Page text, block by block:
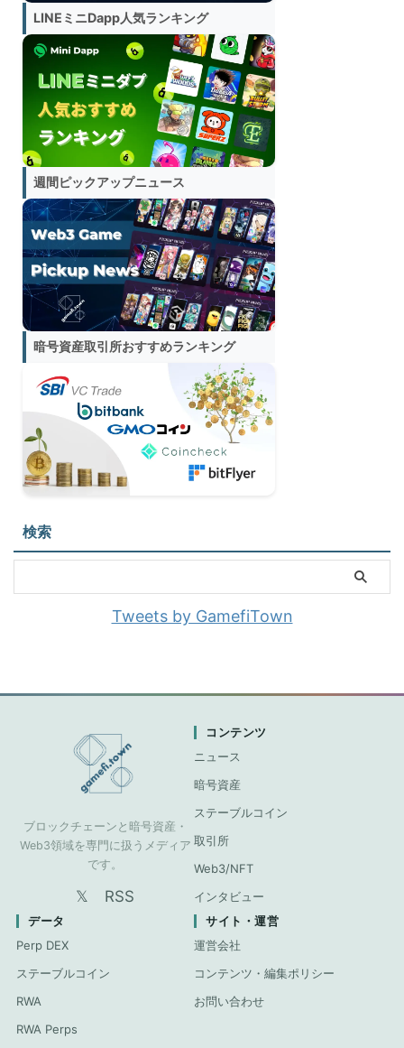
LINEミニDapp人気ランキング
週間ピックアップニュース
暗号資産取引所おすすめランキング
検索
Tweets by GamefiTown
ブロックチェーンと暗号資産・
Web3領域を専門に扱うメディア
です。
𝕏 RSS
コンテンツ
ニュース
暗号資産
ステーブルコイン
取引所
Web3/NFT
インタビュー
データ
Perp DEX
ステーブルコイン
RWA
RWA Perps
サイト・運営
運営会社
コンテンツ・編集ポリシー
お問い合わせ